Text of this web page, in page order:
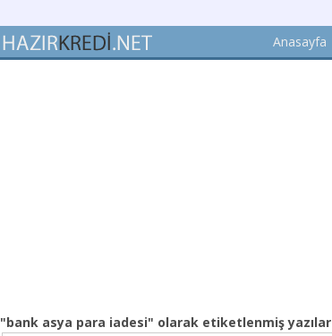
Anasayfa
"bank asya para iadesi" olarak etiketlenmiş yazılar